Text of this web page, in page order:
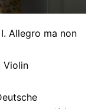
Allegro ma non
Violin